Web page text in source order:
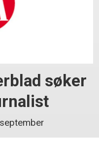
søker